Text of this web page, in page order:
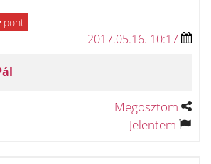
pont
2017.05.16. 10:17
Megosztom
Jelentem